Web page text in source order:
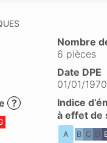
Nombre
6 pièces
Date DPE
01/01/1970
?
Indice
à effet de
A B C D